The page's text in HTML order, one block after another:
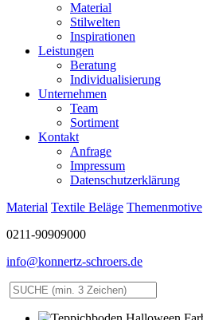
Material
Stilwelten
Inspirationen
Leistungen
Beratung
Individualisierung
Unternehmen
Team
Sortiment
Kontakt
Anfrage
Impressum
Datenschutzerklärung
Material Textile Beläge Themenmotive
0211-90909000
info@konnertz-schroers.de